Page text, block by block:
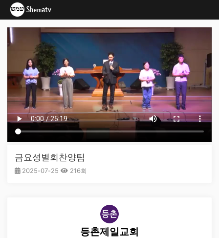
금요성별회찬양팀
2025-07-25 216회
등촌제일교회